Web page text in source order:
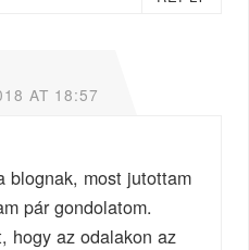
AT 18:57
blognak, most jutottam
pár gondolatom.
hogy az odalakon az